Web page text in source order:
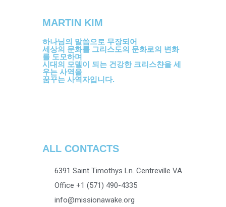
MARTIN KIM
하나님의 말씀으로 무장되어
세상의 문화를 그리스도의 문화로의 변화
를 도모하며
시대의 모델이 되는 건강한 크리스챤을 세
우는 사역을
꿈꾸는 사역자입니다.
ALL CONTACTS
6391 Saint Timothys Ln. Centreville VA
Office +1 (571) 490-4335
info@missionawake.org